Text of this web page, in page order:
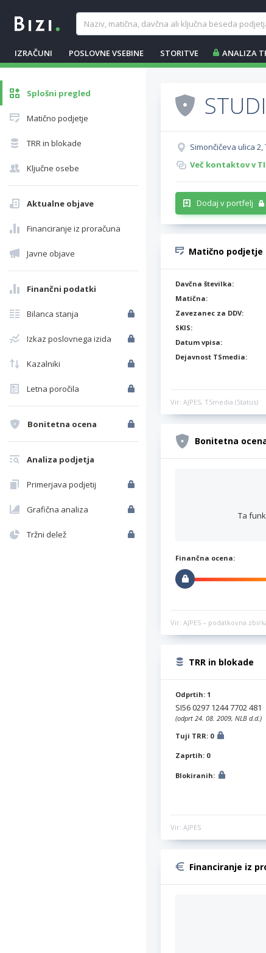
IZRAČUNI POSLOVNE VSEBINE STORITVE ANALIZA
Splošni pregled
Matično podjetje
TRR in blokade
Ključne osebe
Aktualne objave
Financiranje iz proračuna
Javne objave
Finančni podatki
Bilanca stanja
Izkaz poslovnega izida
Kazalniki
Letna poročila
Bonitetna ocena
Analiza podjetja
Primerjava podjetij
Grafična analiza
Tržni delež
Simončičeva ulica
Več kontaktov v
Dodaj v portfelj
Matično podjetje
Davčna številka:
Matična:
Zavezanec za DDV:
SKIS:
Datum vpisa:
Dejavnost TSmedia:
Vir: AJPES, TSmedia (Status)
Bonitetna
Ta
Finančna ocena:
Vir: AJPES – podatkovna
TRR in blokade
Odprtih: 1
SI56 0297 1244 7702 481
(odprt 24. 08. 2009, NLB d.d.)
Tuji TRR: 0
Zaprtih: 0
Blokiranih:
Vir: AJPES
Financiranje iz